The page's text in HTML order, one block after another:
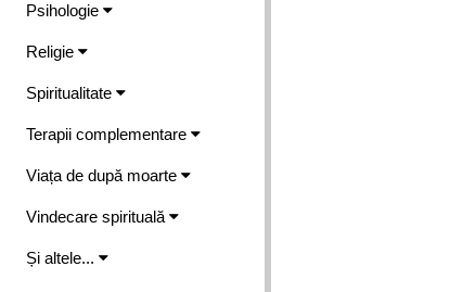
Psihologie
Religie
Spiritualitate
Terapii complementare
Viața de după moarte
Vindecare spirituală
Și altele...